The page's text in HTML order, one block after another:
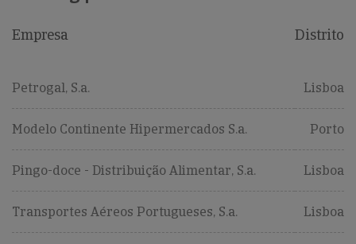
Empresa Distrito
Petrogal, S.a. Lisboa
Modelo Continente Hipermercados S.a. Porto
Pingo-doce - Distribuição Alimentar, S.a. Lisboa
Transportes Aéreos Portugueses, S.a. Lisboa